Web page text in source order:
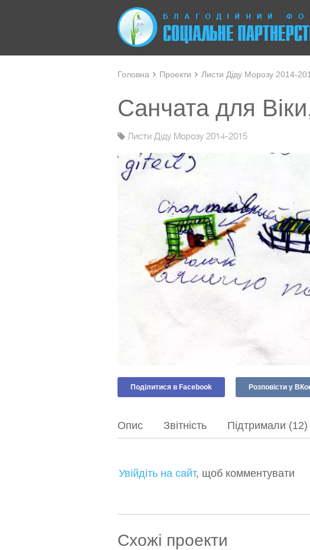
Головна Проекти Листи Діду Морозу 2014-
Санчата для
Листи Діду Морозу 2014-2015
Поділитися в Facebook Розповісти у
Опис Звітність Підтримали (12)
Увійдіть на сайт, щоб комментувати
Схожі проекти